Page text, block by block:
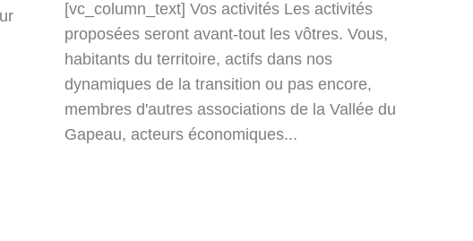
[vc_column_text] Vos activités Les activités
proposées seront avant-tout les vôtres. Vous,
habitants du territoire, actifs dans nos
dynamiques de la transition ou pas encore,
membres d'autres associations de la Vallée du
Gapeau, acteurs économiques...